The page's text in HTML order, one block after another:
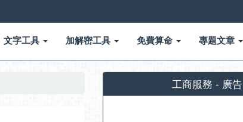
文字工具 加解密工具 免費算命 專題文章
工商服務 - 廣告